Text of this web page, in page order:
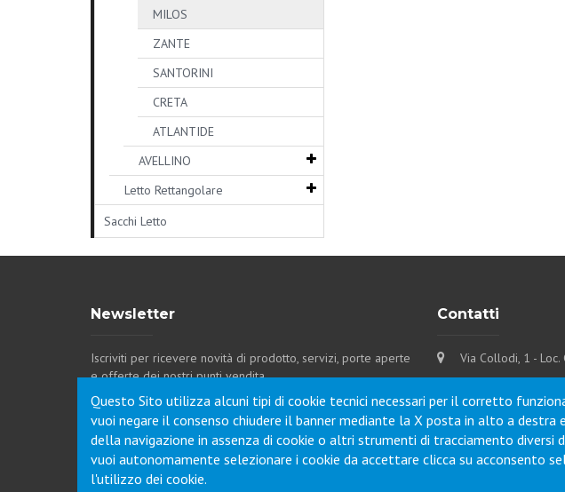
MILOS
ZANTE
SANTORINI
CRETA
ATLANTIDE
AVELLINO
Letto Rettangolare
Sacchi Letto
Newsletter
Iscriviti per ricevere novità di prodotto, servizi, porte aperte
e offerte dei nostri punti vendita.
Contatti
Via Collodi, 1 -
Commenti /
Questo Sito utilizza alcuni tipi di cookie tecnici necessari per il corretto
vuoi negare il consenso chiudere il banner mediante la X posta in alto a
della navigazione in assenza di cookie o altri strumenti di tracciamento
vuoi autonomamente selezionare i cookie da accettare clicca su acconsento
l'utilizzo dei cookie.